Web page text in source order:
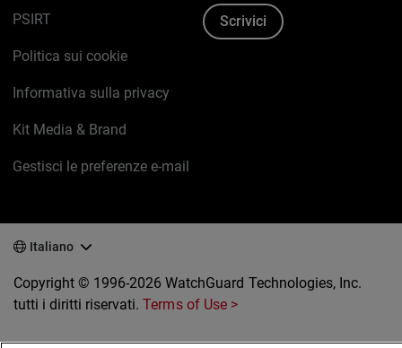
PSIRT
Politica sui cookie
Informativa sulla privacy
Kit Media & Brand
Gestisci le preferenze e-mail
Scrivici
Italiano
Copyright © 1996-2026 WatchGuard Technologies, Inc.
tutti i diritti riservati.Terms of Use >